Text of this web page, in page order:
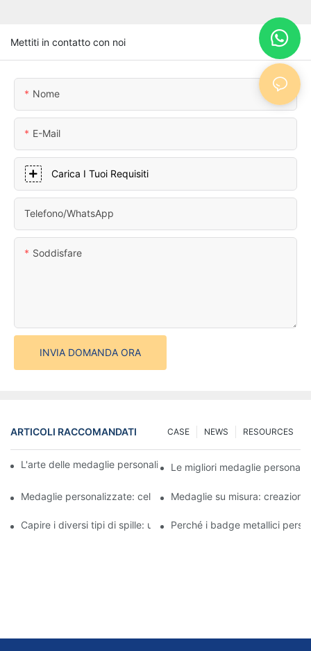
Mettiti in contatto con noi
Nome
E-Mail
Carica I Tuoi Requisiti
Telefono/WhatsApp
Soddisfare
INVIA DOMANDA ORA
ARTICOLI RACCOMANDATI RESOURCES
NEWS
CASE
L'arte delle medaglie personalizzate: creare premi che ispirano
Le migliori medaglie
Medaglie personalizzate: celebrare i successi con stile
Medaglie su misura:
Capire i diversi tipi di spille: una guida completa
Perché i badge metallici